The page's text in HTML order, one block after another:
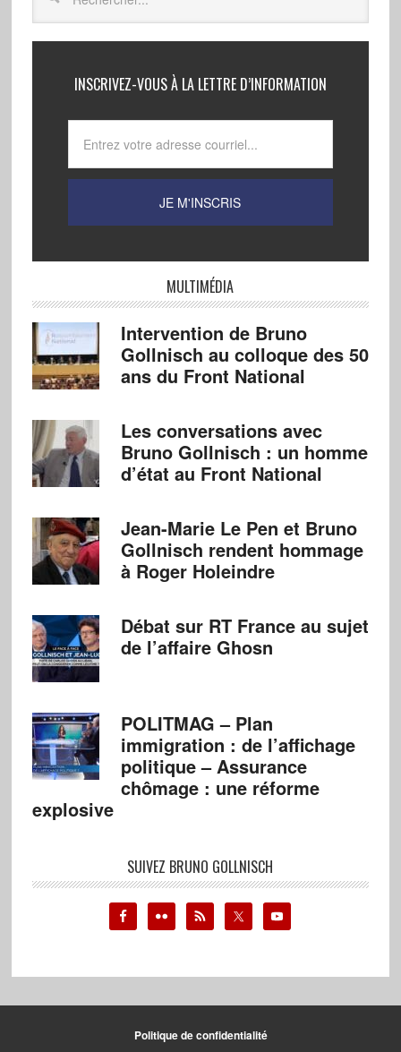
INSCRIVEZ-VOUS À LA LETTRE D’INFORMATION
MULTIMÉDIA
Intervention de Bruno
Gollnisch au colloque des 50
ans du Front National
Les conversations avec
Bruno Gollnisch : un homme
d’état au Front National
Jean-Marie Le Pen et Bruno
Gollnisch rendent hommage
à Roger Holeindre
Débat sur RT France au sujet
de l’affaire Ghosn
POLITMAG – Plan
immigration : de l’affichage
politique – Assurance
chômage : une réforme
explosive
SUIVEZ BRUNO GOLLNISCH
Politique de confidentialité